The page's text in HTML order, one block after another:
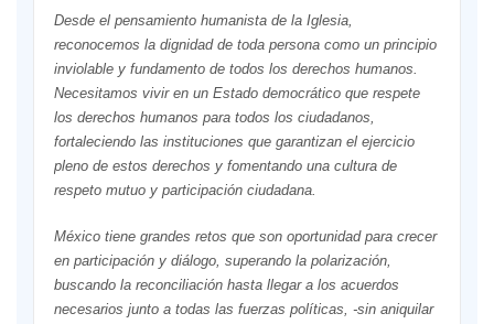
Desde el pensamiento humanista de la Iglesia,
reconocemos la dignidad de toda persona como un principio
inviolable y fundamento de todos los derechos humanos.
Necesitamos vivir en un Estado democrático que respete
los derechos humanos para todos los ciudadanos,
fortaleciendo las instituciones que garantizan el ejercicio
pleno de estos derechos y fomentando una cultura de
respeto mutuo y participación ciudadana.
México tiene grandes retos que son oportunidad para crecer
en participación y diálogo, superando la polarización,
buscando la reconciliación hasta llegar a los acuerdos
necesarios junto a todas las fuerzas políticas, -sin aniquilar